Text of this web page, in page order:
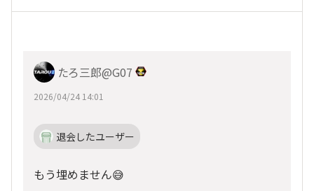
たろ三郎@G07
2026/04/24 14:01
退会したユーザー
もう埋めません😅